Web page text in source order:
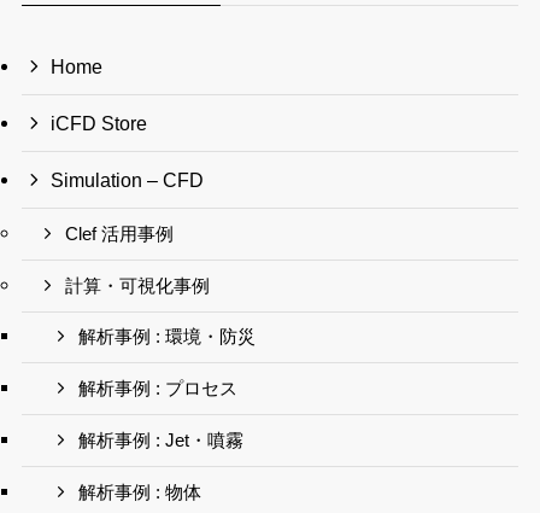
Home
iCFD Store
Simulation – CFD
Clef 活用事例
計算・可視化事例
解析事例 : 環境・防災
解析事例 : プロセス
解析事例 : Jet・噴霧
解析事例 : 物体